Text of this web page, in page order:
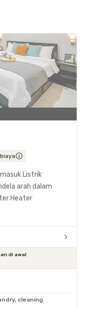
Listrik
arah dalam
Heater
di awal
cleaning